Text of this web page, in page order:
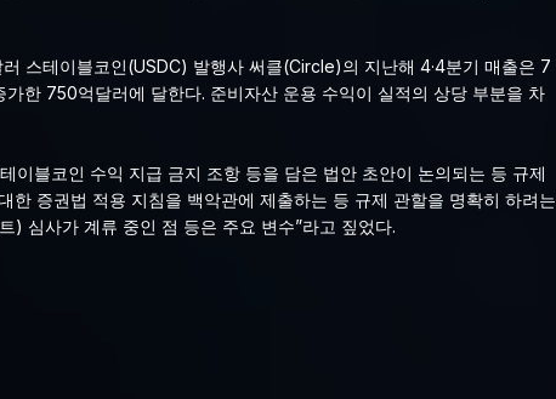
스테이블코인(USDC) 발행사 써클(Circle)의 지난해 4·4분기 매출은 7
한 750억달러에 달한다. 준비자산 운용 수익이 실적의 상당 부분을 차
이블코인 수익 지급 금지 조항 등을 담은 법안 초안이 논의되는 등 규제
한 증권법 적용 지침을 백악관에 제출하는 등 규제 관할을 명확히 하려는
) 심사가 계류 중인 점 등은 주요 변수”라고 짚었다.